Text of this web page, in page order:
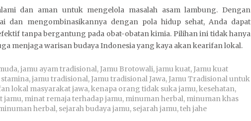
dan aman untuk mengelola masalah asam lambung. Dengan
dan mengombinasikannya dengan pola hidup sehat, Anda dapat
tanpa bergantung pada obat-obatan kimia. Pilihan ini tidak hanya
menjaga warisan budaya Indonesia yang kaya akan kearifan lokal.
,jamu ayam tradisional,Jamu Brotowali,jamu kuat,Jamu kuat
,jamu tradisional,Jamu tradisional Jawa,Jamu Tradisional untuk
lokal masyarakat jawa,kenapa orang tidak suka jamu,kesehatan,
jamu, minat remaja terhadap jamu, minuman herbal, minuman khas
herbal, sejarah budaya jamu, sejarah jamu,teh jahe